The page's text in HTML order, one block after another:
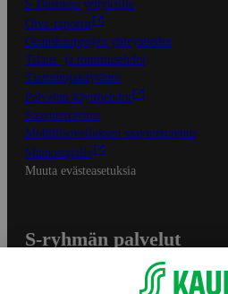
S-Business yrityksille
Oiva-raportit
Osuuskauppojen yhteystiedot
Tilaus- ja toimitusehdot
Tietosuojakäytäntö
Palvelun käyttöehdot
Saavutettavuus
Mobiilisovelluksen saavutettavuus
Mainostajalle
Muuta evästeasetuksia
S-ryhmän palvelut